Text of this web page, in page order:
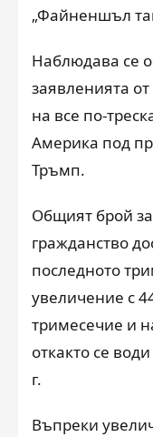
„Файненшъл
Наблюдава се
заявленията
на все по-
Америка под
Тръмп.
Общият брой
гражданство
последното
увеличение с
тримесечие и
откакто се
г.
Въпреки